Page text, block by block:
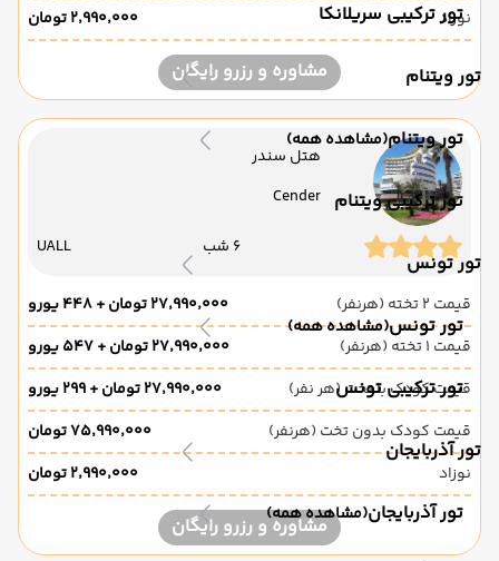
تور ترکیبی سریلانکا
تور ویتنام
تور ویتنام(مشاهده همه)
تور ترکیبی ویتنام
تور تونس
تور تونس(مشاهده همه)
تور ترکیبی تونس
تور آذربایجان
تور آذربایجان(مشاهده همه)
نوزاد
۲٬۹۹۰٬۰۰۰ تومان
مشاوره و رزرو رایگان
هتل سندر
Cender
6 شب UALL
قیمت 2 تخته (هرنفر)
۲۷٬۹۹۰٬۰۰۰ تومان + ۴۴۸ یورو
قیمت 1 تخته (هرنفر)
۲۷٬۹۹۰٬۰۰۰ تومان + ۵۴۷ یورو
قیمت کودک با تخت (هر نفر)
۲۷٬۹۹۰٬۰۰۰ تومان + ۲۹۹ یورو
قیمت کودک بدون تخت (هرنفر)
۷۵٬۹۹۰٬۰۰۰ تومان
نوزاد
۲٬۹۹۰٬۰۰۰ تومان
مشاوره و رزرو رایگان